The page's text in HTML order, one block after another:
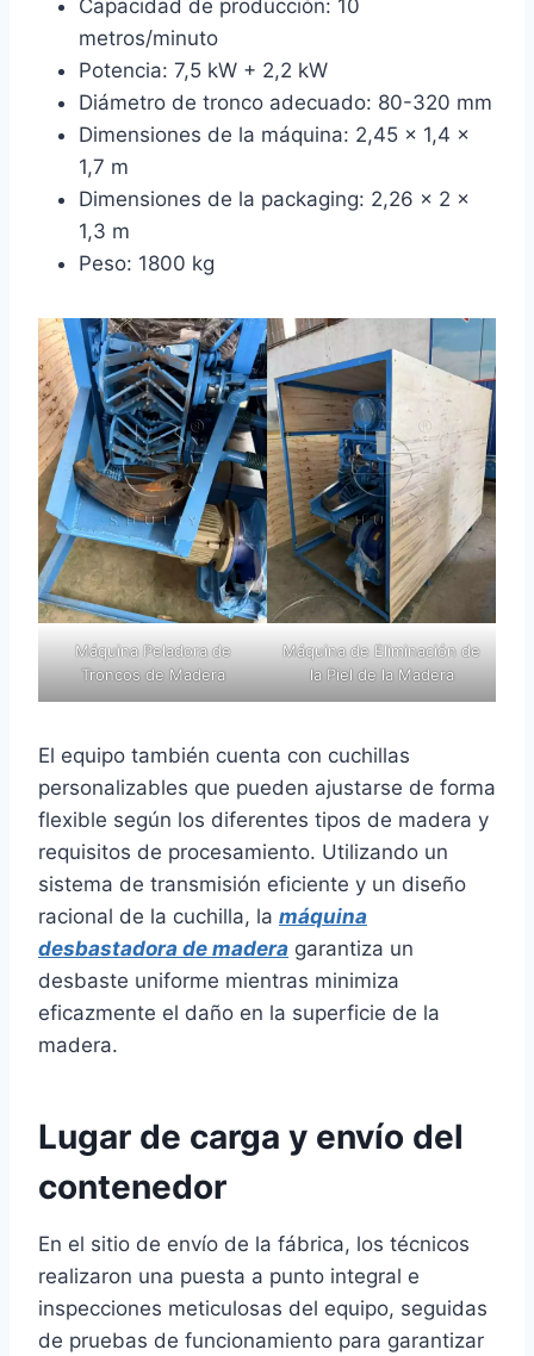
Capacidad de producción: 10
metros/minuto
Potencia: 7,5 kW + 2,2 kW
Diámetro de tronco adecuado: 80-320 mm
Dimensiones de la máquina: 2,45 x 1,4 x
1,7 m
Dimensiones de la packaging: 2,26 x 2 x
1,3 m
Peso: 1800 kg
Máquina Peladora de
Troncos de Madera
Máquina de Eliminación de
la Piel de la Madera
El equipo también cuenta con cuchillas
personalizables que pueden ajustarse de forma
flexible según los diferentes tipos de madera y
requisitos de procesamiento. Utilizando un
sistema de transmisión eficiente y un diseño
racional de la cuchilla, la máquina
desbastadora de madera garantiza un
desbaste uniforme mientras minimiza
eficazmente el daño en la superficie de la
madera.
Lugar de carga y envío del
contenedor
En el sitio de envío de la fábrica, los técnicos
realizaron una puesta a punto integral e
inspecciones meticulosas del equipo, seguidas
de pruebas de funcionamiento para garantizar